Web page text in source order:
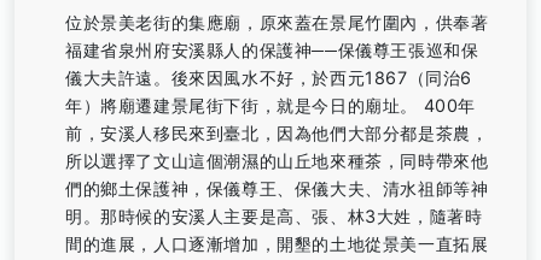
位於景美老街的集應廟，原來蓋在景尾竹圍內，供奉著
福建省泉州府安溪縣人的保護神──保儀尊王張巡和保
儀大夫許遠。後來因風水不好，於西元1867（同治6
年）將廟遷建景尾街下街，就是今日的廟址。 400年
前，安溪人移民來到臺北，因為他們大部分都是茶農，
所以選擇了文山這個潮濕的山丘地來種茶，同時帶來他
們的鄉土保護神，保儀尊王、保儀大夫、清水祖師等神
明。那時候的安溪人主要是高、張、林3大姓，隨著時
間的進展，人口逐漸增加，開墾的土地從景美一直拓展